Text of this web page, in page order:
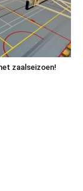
zaalseizoen!